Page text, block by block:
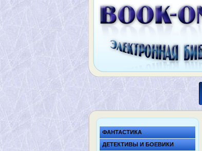
ФАНТАСТИКА
ДЕТЕКТИВЫ И БОЕВИКИ